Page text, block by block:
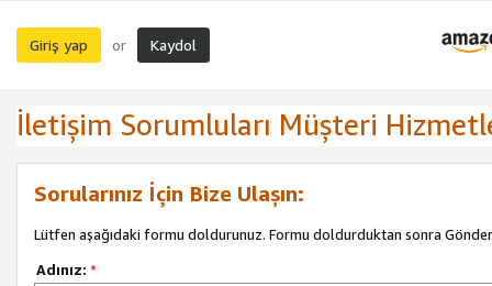
Giriş yap or Kaydol
İletişim Sorumluları Müşteri
Sorularınız İçin Bize Ulaşın:
Lütfen aşağıdaki formu doldurunuz. Formu doldurduktan sonra Gönder
Adınız: *